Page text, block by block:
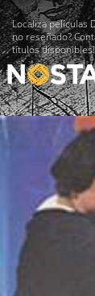
Localiza películas
no reseñado?
títulos disponibles!